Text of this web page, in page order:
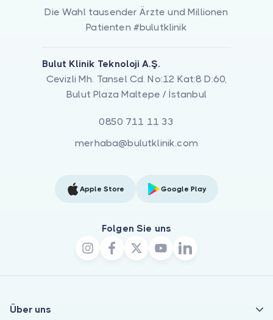
Die Wahl tausender Ärzte und Millionen
Patienten #bulutklinik
Bulut Klinik Teknoloji A.Ş.
Cevizli Mh. Tansel Cd. No:12 Kat:8 D:60,
Bulut Plaza Maltepe / İstanbul
0850 711 11 33
merhaba@bulutklinik.com
Apple Store Google Play
Folgen Sie uns
Über uns